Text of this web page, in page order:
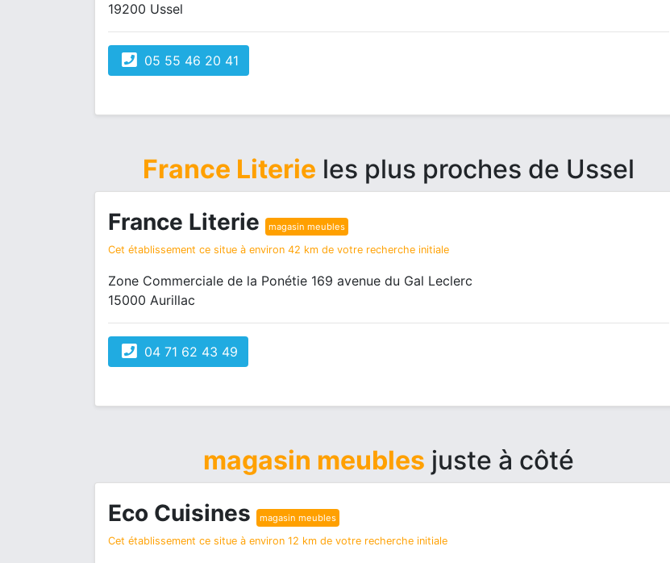
19200 Ussel
05 55 46 20 41
France Literie les plus proches de Ussel
France Literie magasin meubles
Cet établissement ce situe à environ 42 km de votre recherche initiale
Zone Commerciale de la Ponétie 169 avenue du Gal Leclerc
15000 Aurillac
04 71 62 43 49
magasin meubles juste à côté
Eco Cuisines magasin meubles
Cet établissement ce situe à environ 12 km de votre recherche initiale